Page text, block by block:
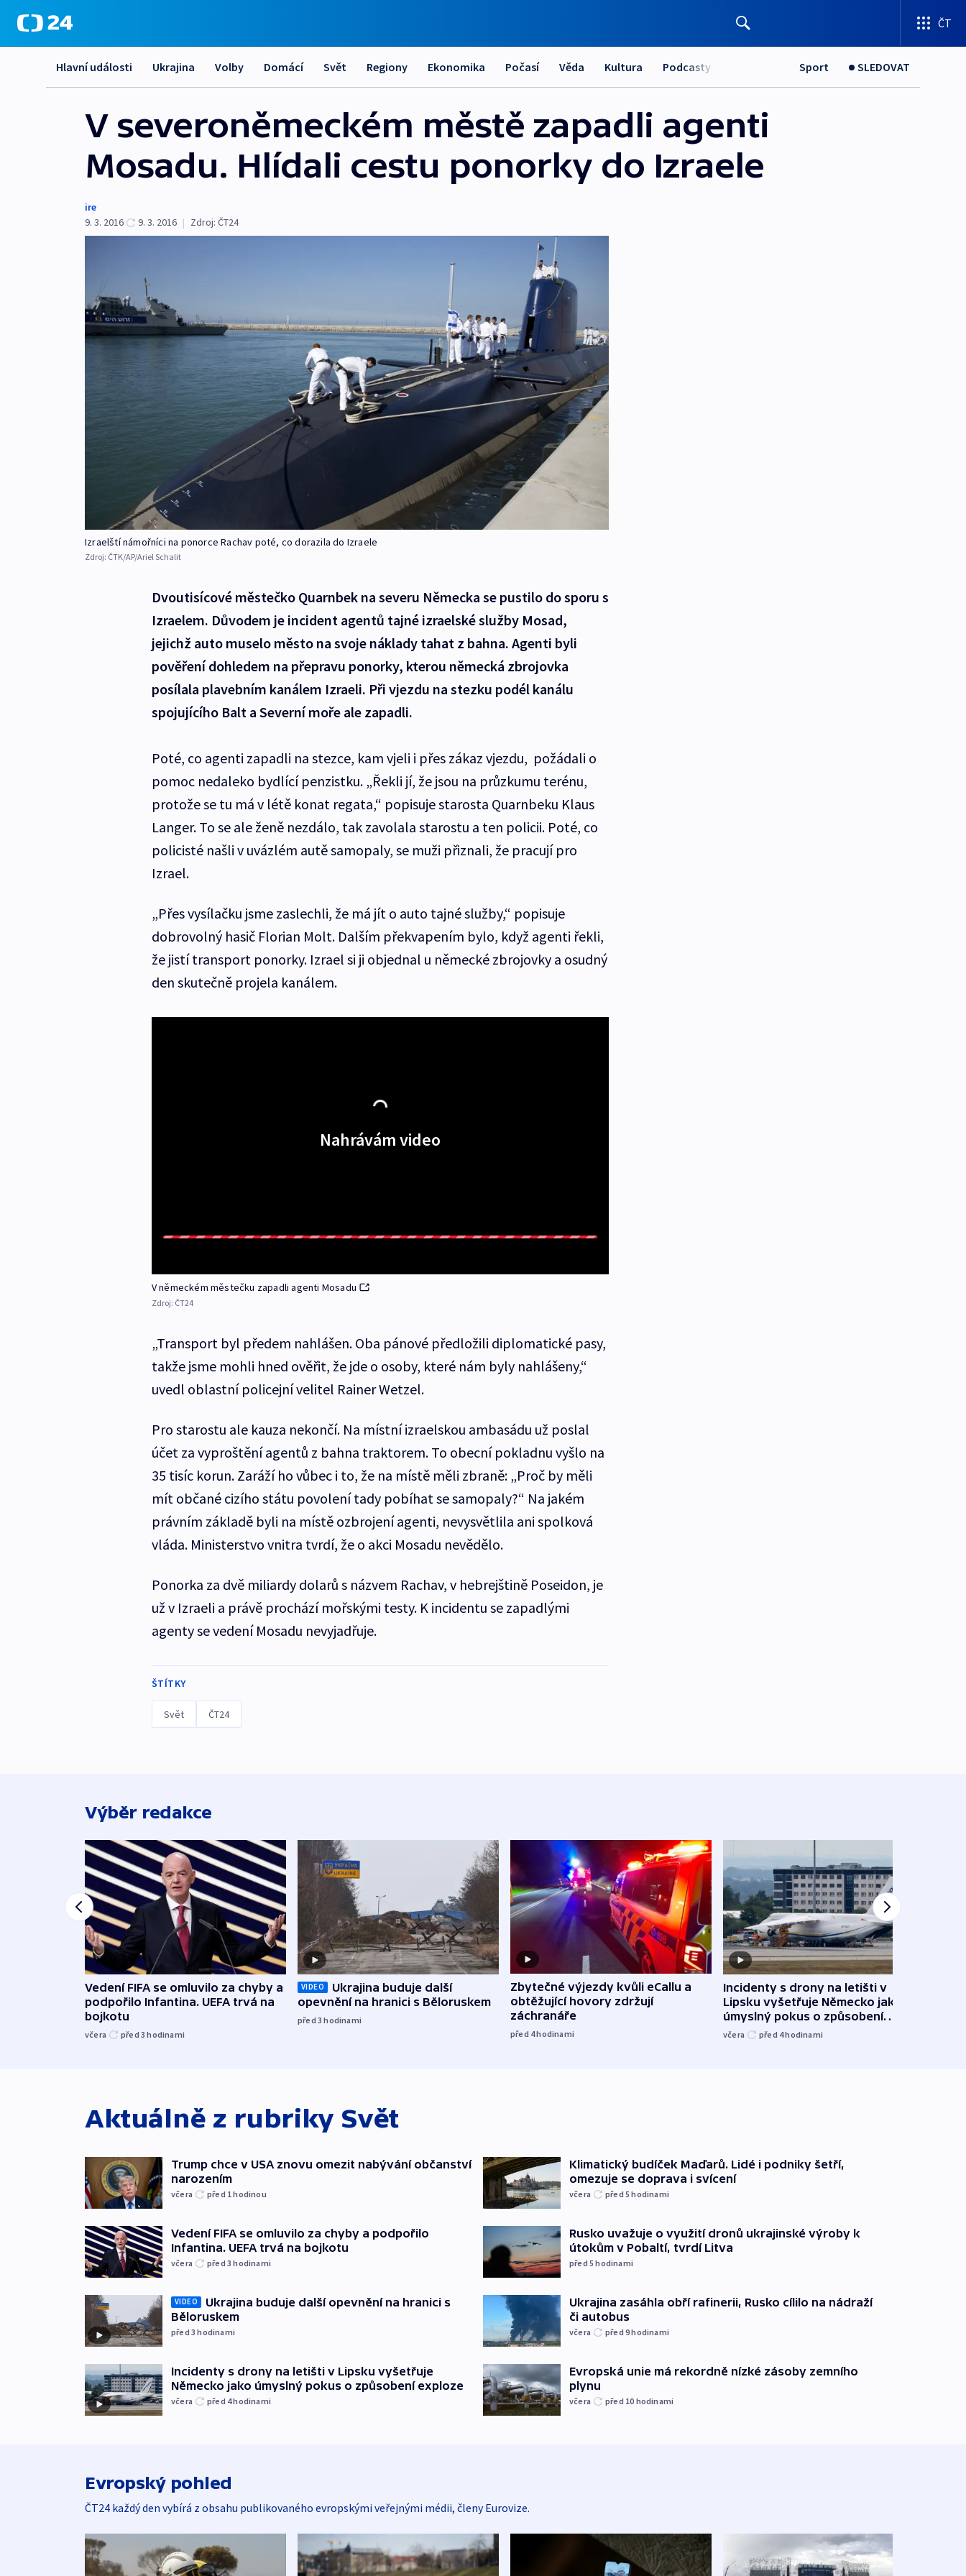
ČT
Hlavní události Ukrajina Volby Domácí Svět Regiony Ekonomika Počasí Věda Kultura Podcasty Sport SLEDOVAT
V severoněmeckém městě zapadli agenti
Mosadu. Hlídali cestu ponorky do Izraele
ire
9. 3. 2016
9. 3. 2016 | Zdroj: ČT24
Izraelští námořníci na ponorce Rachav poté, co dorazila do Izraele
Zdroj: ČTK/AP/Ariel Schalit
Dvoutisícové městečko Quarnbek na severu Německa se pustilo do sporu s
Izraelem. Důvodem je incident agentů tajné izraelské služby Mosad,
jejichž auto muselo město na svoje náklady tahat z bahna. Agenti byli
pověření dohledem na přepravu ponorky, kterou německá zbrojovka
posílala plavebním kanálem Izraeli. Při vjezdu na stezku podél kanálu
spojujícího Balt a Severní moře ale zapadli.
Poté, co agenti zapadli na stezce, kam vjeli i přes zákaz vjezdu, požádali o
pomoc nedaleko bydlící penzistku. „Řekli jí, že jsou na průzkumu terénu,
protože se tu má v létě konat regata,“ popisuje starosta Quarnbeku Klaus
Langer. To se ale ženě nezdálo, tak zavolala starostu a ten policii. Poté, co
policisté našli v uvázlém autě samopaly, se muži přiznali, že pracují pro
Izrael.
„Přes vysílačku jsme zaslechli, že má jít o auto tajné služby,“ popisuje
dobrovolný hasič Florian Molt. Dalším překvapením bylo, když agenti řekli,
že jistí transport ponorky. Izrael si ji objednal u německé zbrojovky a osudný
den skutečně projela kanálem.
Nahrávám video
V německém městečku zapadli agenti Mosadu
Zdroj: ČT24
„Transport byl předem nahlášen. Oba pánové předložili diplomatické pasy,
takže jsme mohli hned ověřit, že jde o osoby, které nám byly nahlášeny,“
uvedl oblastní policejní velitel Rainer Wetzel.
Pro starostu ale kauza nekončí. Na místní izraelskou ambasádu už poslal
účet za vyproštění agentů z bahna traktorem. To obecní pokladnu vyšlo na
35 tisíc korun. Zaráží ho vůbec i to, že na místě měli zbraně: „Proč by měli
mít občané cizího státu povolení tady pobíhat se samopaly?“ Na jakém
právním základě byli na místě ozbrojení agenti, nevysvětlila ani spolková
vláda. Ministerstvo vnitra tvrdí, že o akci Mosadu nevědělo.
Ponorka za dvě miliardy dolarů s názvem Rachav, v hebrejštině Poseidon, je
už v Izraeli a právě prochází mořskými testy. K incidentu se zapadlými
agenty se vedení Mosadu nevyjadřuje.
ŠTÍTKY
Svět ČT24
Výběr redakce
Vedení FIFA se omluvilo za chyby a
podpořilo Infantina. UEFA trvá na
bojkotu
včera před 3hodinami
VIDEO
Ukrajina buduje další
opevnění na hranici s Běloruskem
před 3hodinami
Zbytečné výjezdy kvůli eCallu a
obtěžující hovory zdržují
záchranáře
před 4hodinami
Incidenty s drony na letišti v
Lipsku vyšetřuje Německo jako
úmyslný pokus o způsobení
exploze
včera před 4hodinami
Aktuálně z rubriky Svět
Trump chce v USA znovu omezit nabývání občanství
narozením
včera před 1hodinou
Vedení FIFA se omluvilo za chyby a podpořilo
Infantina. UEFA trvá na bojkotu
včera před 3hodinami
VIDEO
Ukrajina buduje další opevnění na hranici s
Běloruskem
před 3hodinami
Incidenty s drony na letišti v Lipsku vyšetřuje
Německo jako úmyslný pokus o způsobení exploze
včera před 4hodinami
Klimatický budíček Maďarů. Lidé i podniky šetří,
omezuje se doprava i svícení
včera před 5hodinami
Rusko uvažuje o využití dronů ukrajinské výroby k
útokům v Pobaltí, tvrdí Litva
před 5hodinami
Ukrajina zasáhla obří rafinerii, Rusko cílilo na nádraží
či autobus
včera před 9hodinami
Evropská unie má rekordně nízké zásoby zemního
plynu
včera před 10 hodinami
Evropský pohled
ČT24 každý den vybírá z obsahu publikovaného evropskými veřejnými médii, členy Eurovize.